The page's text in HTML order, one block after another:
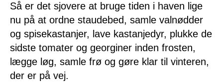
Så er det sjovere at bruge tiden i haven lige
nu på at ordne staudebed, samle valnødder
og spisekastanjer, lave kastanjedyr, plukke de
sidste tomater og georginer inden frosten,
lægge løg, samle frø og gøre klar til vinteren,
der er på vej.